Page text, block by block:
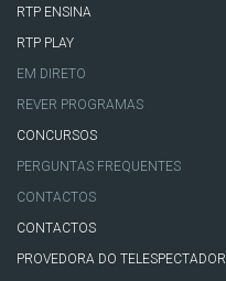
RTP ENSINA
RTP PLAY
EM DIRETO
REVER PROGRAMAS
CONCURSOS
PERGUNTAS FREQUENTES
CONTACTOS
CONTACTOS
PROVEDORA DO TELESPECTADOR